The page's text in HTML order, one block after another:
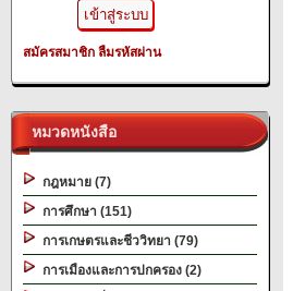
สมัครสมาชิก ลืมรหัสผ่าน
หมวดหนังสือ
กฎหมาย (7)
การศึกษา (151)
การเกษตรและชีววิทยา (79)
การเมืองและการปกครอง (2)